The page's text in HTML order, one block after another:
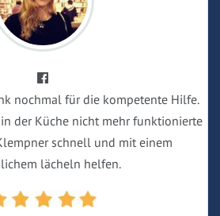
nochmal für die kompetente Hilfe.
der Küche nicht mehr funktionierte
schnell und mit einem
lächeln helfen.